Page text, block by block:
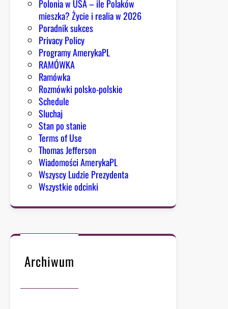
Polonia w USA – ile Polaków
mieszka? Życie i realia w 2026
Poradnik sukces
Privacy Policy
Programy AmerykaPL
RAMÓWKA
Ramówka
Rozmówki polsko-polskie
Schedule
Sluchaj
Stan po stanie
Terms of Use
Thomas Jefferson
Wiadomości AmerykaPL
Wszyscy Ludzie Prezydenta
Wszystkie odcinki
Archiwum